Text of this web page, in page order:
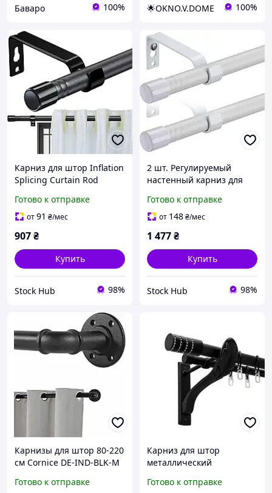
Баваро 100% 🌟OKNO.V.DOME 100%
Карниз для штор Inflation
Splicing Curtain Rod
регулируемой длиной 77 -
165 см
Готово к отправке
от91 ₴/мес
907₴
Купить
Stock Hub 98%
2 шт. Регулируемый
настенный карниз для
Металлический
раздвижной карниз для
Готово к отправке
от 148₴/мес
1 477₴
Купить
Stock Hub 98%
Карнизы для штор 80-220
см Cornice DE-IND-BLK-M
регулируемый карниз для
Готово к отправке
Карниз для штор
металлический
см Черный матовый
Готово к отправке